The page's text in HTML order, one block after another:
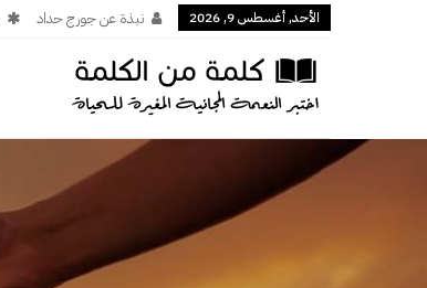
الأحد, أغسطس 9, 2026 نبذة عن جورج حداد